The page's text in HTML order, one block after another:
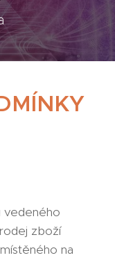
vedeného
zboží
na